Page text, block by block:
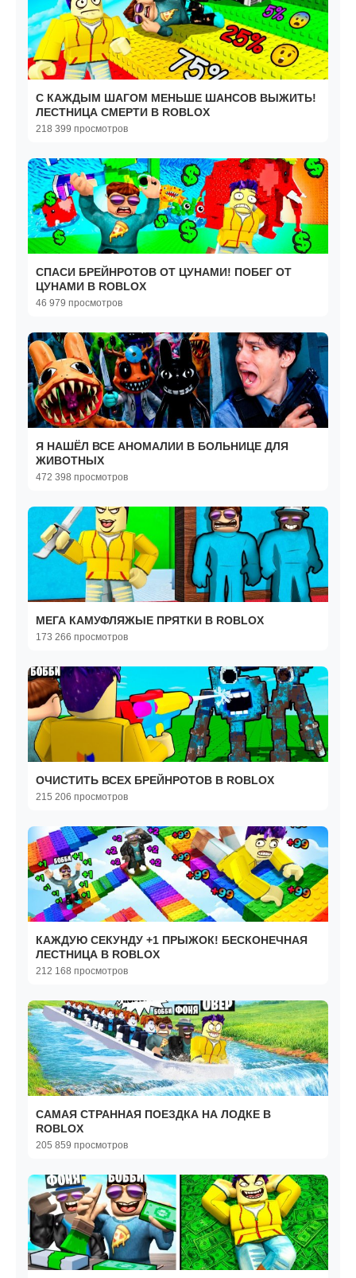
С КАЖДЫМ ШАГОМ МЕНЬШЕ ШАНСОВ ВЫЖИТЬ!
ЛЕСТНИЦА СМЕРТИ В ROBLOX
218 399 просмотров
СПАСИ БРЕЙНРОТОВ ОТ ЦУНАМИ! ПОБЕГ ОТ
ЦУНАМИ В ROBLOX
46 979 просмотров
Я НАШЁЛ ВСЕ АНОМАЛИИ В БОЛЬНИЦЕ ДЛЯ
ЖИВОТНЫХ
472 398 просмотров
МЕГА КАМУФЛЯЖЫЕ ПРЯТКИ В ROBLOX
173 266 просмотров
ОЧИСТИТЬ ВСЕХ БРЕЙНРОТОВ В ROBLOX
215 206 просмотров
КАЖДУЮ СЕКУНДУ +1 ПРЫЖОК! БЕСКОНЕЧНАЯ
ЛЕСТНИЦА В ROBLOX
212 168 просмотров
САМАЯ СТРАННАЯ ПОЕЗДКА НА ЛОДКЕ В
ROBLOX
205 859 просмотров